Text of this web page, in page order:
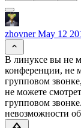
zhovnerMay 12
В линуксе вы не
конференции, не
групповом
не можете
групповом
невозможности